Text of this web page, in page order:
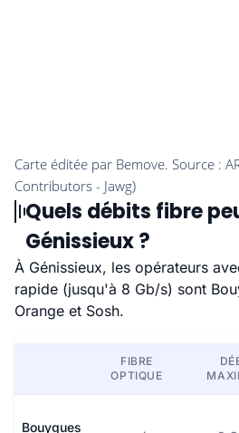
Quels débits fibre
Génissieux ?
À Génissieux, les opérateurs
rapide (jusqu'à 8 Gb/s) sont
Orange et Sosh.
FIBRE
OPTIQUE
Bouygues